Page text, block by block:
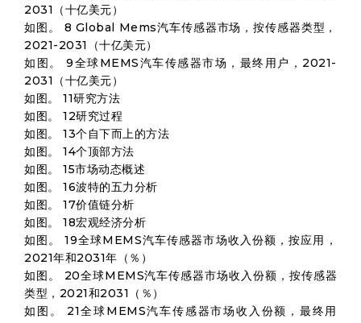
2031（十亿美元）
如图。 8 Global Mems汽车传感器市场，按传感器类型，
2021-2031（十亿美元）
如图。 9全球MEMS汽车传感器市场，最终用户，2021-
2031（十亿美元）
如图。 11研究方法
如图。 12研究过程
如图。 13个自下而上的方法
如图。 14个顶部方法
如图。 15市场动态概述
如图。 16波特的五力分析
如图。 17价值链分析
如图。 18宏观经济分析
如图。 19全球MEMS汽车传感器市场收入份额，按应用，
2021年和2031年（％）
如图。 20全球MEMS汽车传感器市场收入份额，按传感器
类型，2021和2031（％）
如图。 21全球MEMS汽车传感器市场收入份额，最终用